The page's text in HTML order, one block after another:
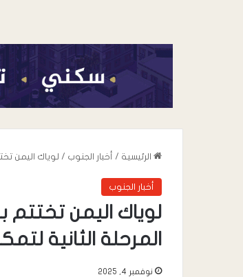
الرئيسية / أخبار الجنوب / لوياك اليمن تختتم برنامج اعطها
أخبار الجنوب
المرحلة الثانية
نوفمبر 4, 2025